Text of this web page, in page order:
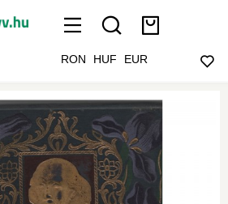
RON HUF EUR